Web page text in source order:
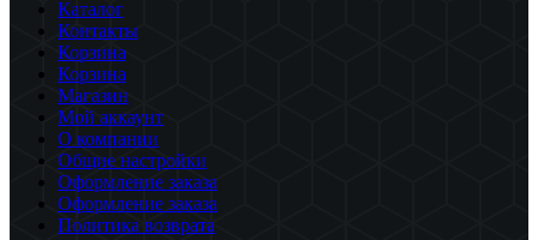
Каталог
Контакты
Корзина
Корзина
Магазин
Мой аккаунт
О компании
Общие настройки
Оформление заказа
Оформление заказа
Политика возврата